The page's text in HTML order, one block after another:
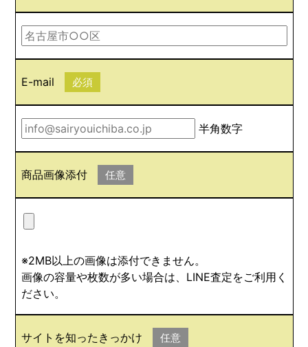
E-mail 必須
半角数字
商品画像添付 任意
※2MB以上の画像は添付できません。
画像の容量や枚数が多い場合は、LINE査定をご利用く
ださい。
サイトを知ったきっかけ 任意